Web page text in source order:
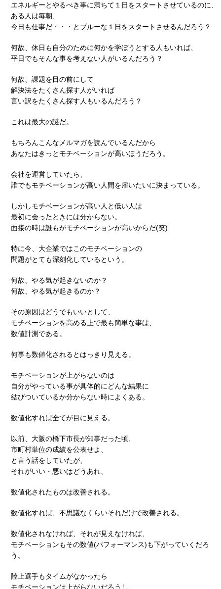
エネルギーとやるべき事に満ちて１日をスタートさせているのに、
ある人は毎朝、
今日も仕事だ・・・とブルーな１日をスタートさせるんだろう？
何故、休日も自分のために何かを学ぼうとする人もいれば、
平日でもそんな事を考えない人がいるんだろう？
何故、課題を目の前にして
解決法をたくさん探す人がいれば
言い訳をたくさん探す人もいるんだろう？
これは最大の謎だ。
もちろんこんなメルマガを読んでいるんだから
あなたはきっとモチベーションが高いほうだろう。
会社を運営していたら、
誰でもモチベーションが高い人間を雇いたいに決まっている。
しかしモチベーションが高い人と低い人は
最初に会ったときには分からない。
面接の時は誰もがモチベーションが高いからだ(笑)
特に今、大企業ではこのモチベーションの
問題がとても深刻化しているという。
何故、やる気が起きないのか？
何故、やる気が起きるのか？
その原因はどうでもいいとして、
モチベーションを高める上で最も簡単な事は、
数値計測である。
何事も数値化されるとはっきり見える。
モチベーションが上がらないのは
自分がやっている事が具体的にどんな結果に
結びついているか分からない時によくある。
数値化すれば全てが目に見える。
以前、大阪の橋下市長が知事だった頃、
市町村単位の成績を公表せよ、
と言う話をしていたが、
それがいい・悪いはどうあれ、
数値化されたものは改善される。
数値化すれば、不思議なくらいそれだけで改善される。
数値化されなければ、それが見えなければ、
モチベーションもその数値(パフォーマンス)も下がっていくだろ
う。
陸上選手もタイムがなかったら
モチベーションは上がらないだろうし、